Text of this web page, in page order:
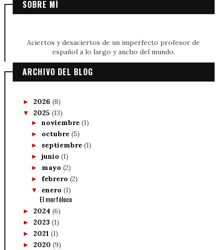
SOBRE MÍ
Aciertos y desaciertos de un imperfecto profesor de
español a lo largo y ancho del mundo.
ARCHIVO DEL BLOG
► 2026 (8)
▼ 2025 (13)
► noviembre (1)
► octubre (5)
► septiembre (1)
► junio (1)
► mayo (2)
► febrero (2)
▼ enero (1)
El morfóloco
► 2024 (6)
► 2023 (1)
► 2021 (1)
► 2020 (9)